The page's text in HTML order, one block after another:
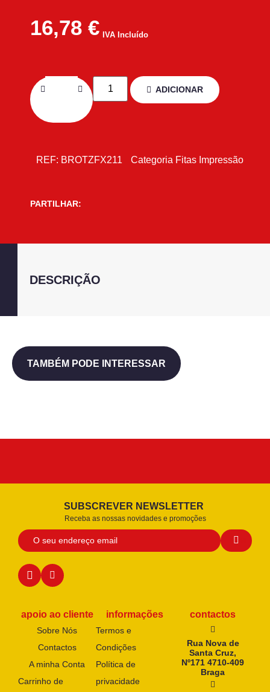
16,78 € IVA Incluído
ADICIONAR
REF: BROTZFX211 Categoria Fitas Impressão
PARTILHAR:
DESCRIÇÃO
TAMBÉM PODE INTERESSAR
SUBSCREVER NEWSLETTER
Receba as nossas novidades e promoções
apoio ao cliente
Sobre Nós
Contactos
A minha Conta
Carrinho de
informações
Termos e
Condições
Política de
privacidade
contactos
Rua Nova de
Santa Cruz,
Nº171 4710-409
Braga